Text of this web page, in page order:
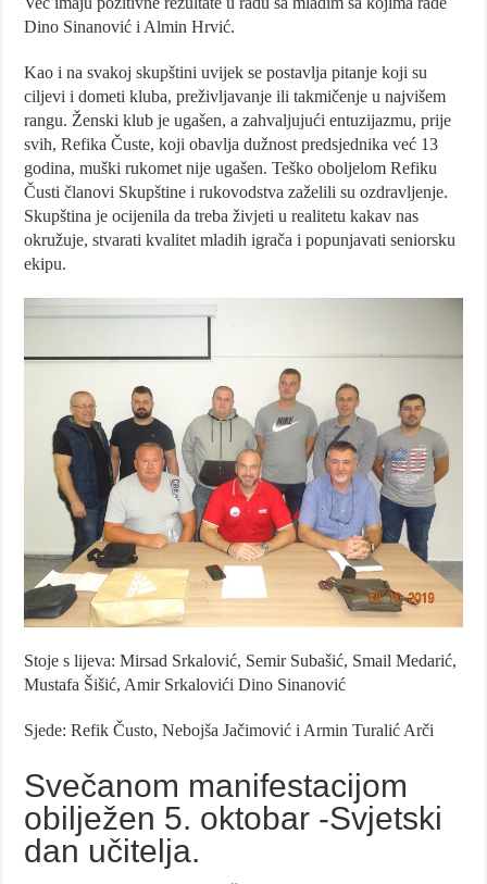
Dino Sinanović i Almin Hrvić.
Kao i na svakoj skupštini uvijek se postavlja pitanje koji su
ciljevi i dometi kluba, preživljavanje ili takmičenje u najvišem
rangu. Ženski klub je ugašen, a zahvaljujući entuzijazmu, prije
svih, Refika Čuste, koji obavlja dužnost predsjednika već 13
godina, muški rukomet nije ugašen. Teško oboljelom Refiku
Čusti članovi Skupštine i rukovodstva zaželili su ozdravljenje.
Skupština je ocijenila da treba živjeti u realitetu kakav nas
okružuje, stvarati kvalitet mladih igrača i popunjavati seniorsku
ekipu.
Stoje s lijeva: Mirsad Srkalović, Semir Subašić, Smail Medarić,
Mustafa Šišić, Amir Srkalovići Dino Sinanović
Sjede: Refik Čusto, Nebojša Jačimović i Armin Turalić Arči
Svečanom manifestacijom
obilježen 5. oktobar -Svjetski
dan učitelja.